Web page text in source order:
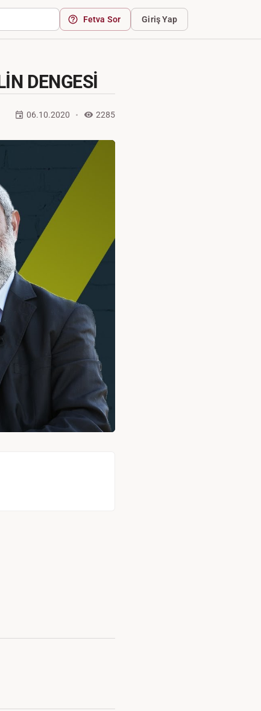
Fetva Sor Giriş Yap
DENGESİ
06.10.2020 2285